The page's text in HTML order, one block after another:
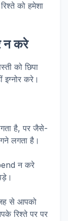
को हमेशा
न करे
को छिपा
इग्नोर करे।
है, पर जैसे-
लगता है।
न करे
से आपको
रिश्ते पर पर